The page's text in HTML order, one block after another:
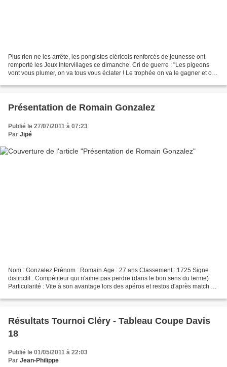
Plus rien ne les arrête, les pongistes cléricois renforcés de jeunesse ont
remporté les Jeux Intervillages ce dimanche. Cri de guerre : "Les pigeons
vont vous plumer, on va tous vous éclater ! Le trophée on va le gagner et on
Présentation de Romain Gonzalez
Publié le 27/07/2011 à 07:23
Par Jipé
Nom : Gonzalez Prénom : Romain Age : 27 ans Classement : 1725 Signe
distinctif : Compétiteur qui n'aime pas perdre (dans le bon sens du terme)
Particularité : Vite à son avantage lors des apéros et restos d'après match où
Résultats Tournoi Cléry - Tableau Coupe Davis
18
Publié le 01/05/2011 à 22:03
Par Jean-Philippe